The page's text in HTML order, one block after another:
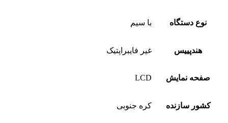
نوع دستگاه با سیم
هندپییس غیر فایبراپتیک
صفحه نمایش LCD
کشور سازنده کره جنوبی